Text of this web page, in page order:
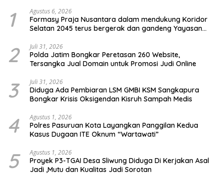
1 Agustus 6, 2026
Formasy Praja Nusantara dalam mendukung Koridor
Selatan 2045 terus bergerak dan gandeng Yayasan
2 Juli 31, 2026
Polda Jatim Bongkar Peretasan 260 Website,
Tersangka Jual Domain untuk Promosi Judi Online
3 Juli 31, 2026
Diduga Ada Pembiaran LSM GMBI KSM Sangkapura
Bongkar Krisis Oksigendan Kisruh Sampah Medis
4 Agustus 1, 2026
Polres Pasuruan Kota Layangkan Panggilan Kedua
Kasus Dugaan ITE Oknum “Wartawati”
5 Agustus 1, 2026
Proyek P3-TGAI Desa Sliwung Diduga Di Kerjakan Asal
Jadi ,Mutu dan Kualitas Jadi Sorotan